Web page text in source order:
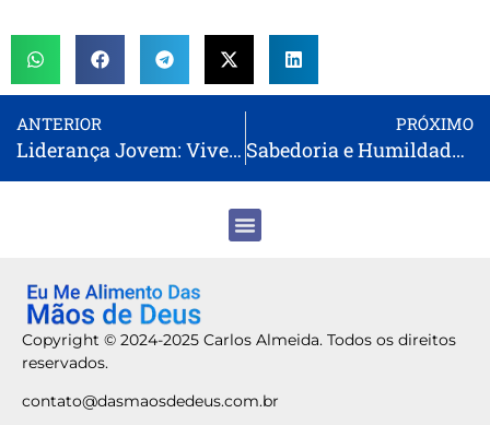
ANTERIOR
Liderança Jovem: Vivendo a Fé com Exemplos Práticos
PRÓXIMO
Sabedoria e Humildade: O Caminho para uma Vida Transformada
Copyright © 2024-2025 Carlos Almeida. Todos os direitos
reservados.
contato@dasmaosdedeus.com.br